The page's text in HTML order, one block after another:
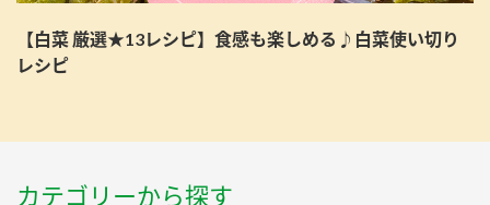
【白菜 厳選★13レシピ】食感も楽しめる♪白菜使い切り
レシピ
カテゴリーから探す